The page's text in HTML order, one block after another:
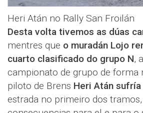
Heri Atán no Rally San Froilán
Desta volta tivemos as dúas
mentres que o muradán Lojo
cuarto clasificado do grupo N,
campionato de grupo de forma
piloto de Brens Heri Atán sufría
estrada no primeiro dos